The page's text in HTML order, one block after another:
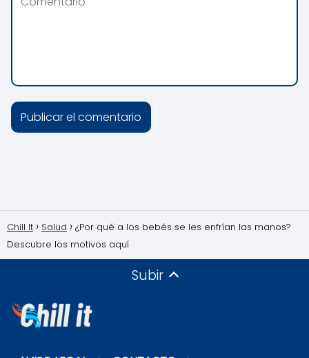
Chill It Salud
¿Por qué a los bebés se les enfrían las manos?
Descubre los motivos aquí
Subir